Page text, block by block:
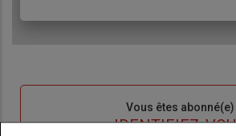
Vous êtes abonné(e)
TITRE IDENTIFIEZ-